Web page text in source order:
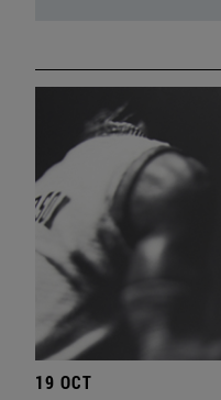
19 OCT